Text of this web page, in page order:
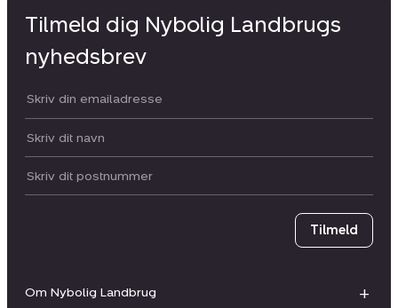
Om Nybolig Landbrug
Tilmeld dig Nybolig Landbrugs
nyhedsbrev
Din email:
Dit navn:
Postnummer
Tilmeld